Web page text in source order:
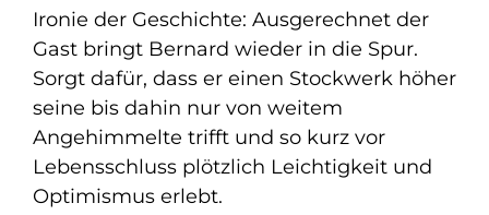
Ironie der Geschichte: Ausgerechnet der
Gast bringt Bernard wieder in die Spur.
Sorgt dafür, dass er einen Stockwerk höher
seine bis dahin nur von weitem
Angehimmelte trifft und so kurz vor
Lebensschluss plötzlich Leichtigkeit und
Optimismus erlebt.